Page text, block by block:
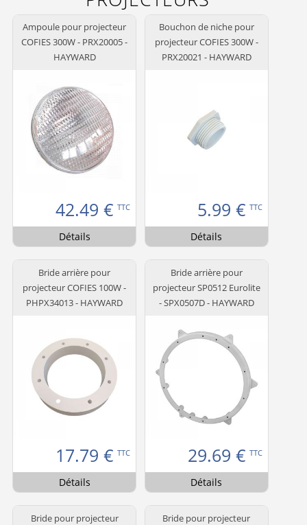
Ampoule pour projecteur
COFIES 300W - PRX20005 -
HAYWARD
42.49 € TTC
Détails
Bouchon de niche pour
projecteur COFIES 300W -
PRX20021 - HAYWARD
5.99 € TTC
Détails
Bride arrière pour
projecteur COFIES 100W -
PHPX34013 - HAYWARD
17.79 € TTC
Détails
Bride arrière pour
projecteur SP0512 Eurolite
- SPX0507D - HAYWARD
29.69 € TTC
Détails
Bride pour projecteur
Bride pour projecteur